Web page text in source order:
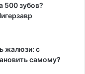
500 зубов?
жалюзи: с
самому?